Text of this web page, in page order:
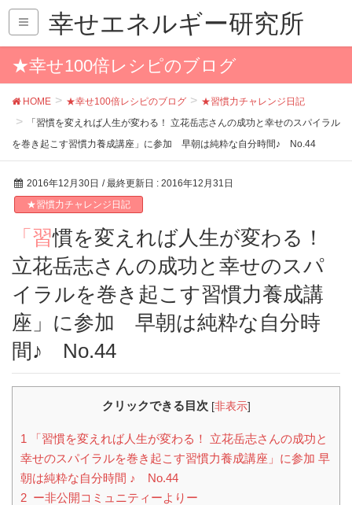
幸せエネルギー研究所
★幸せ100倍レシピのブログ
HOME ★幸せ100倍レシピのブログ
★習慣力チャレンジ日記
「習慣を変えれば人生が変わる！ 立花岳志さんの成功と幸せのスパイラル
を巻き起こす習慣力養成講座」に参加 早朝は純粋な自分時間♪ No.44
2016年12月30日 / 最終更新日 : 2016年12月31日
★習慣力チャレンジ日記
「習慣を変えれば人生が変わる！
立花岳志さんの成功と幸せのスパ
イラルを巻き起こす習慣力養成講
座」に参加 早朝は純粋な自分時
間♪ No.44
クリックできる目次 [非表示]
1 「習慣を変えれば人生が変わる！ 立花岳志さんの成功と
幸せのスパイラルを巻き起こす習慣力養成講座」に参加 早
朝は純粋な自分時間 ♪ No.44
2 ー非公開コミュニティーよりー